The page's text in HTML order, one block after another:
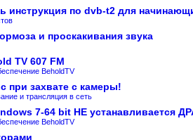
инструкция по dvb-t2 для
и проскакивания звука
TV 607 FM
BeholdTV
при захвате с камеры!
и трансляция в сеть
7-64 bit НЕ устанавливается
BeholdTV